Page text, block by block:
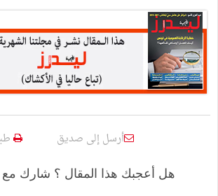
أرسل إلى صديق
هل أعجبك هذا المقال ؟ شارك مع